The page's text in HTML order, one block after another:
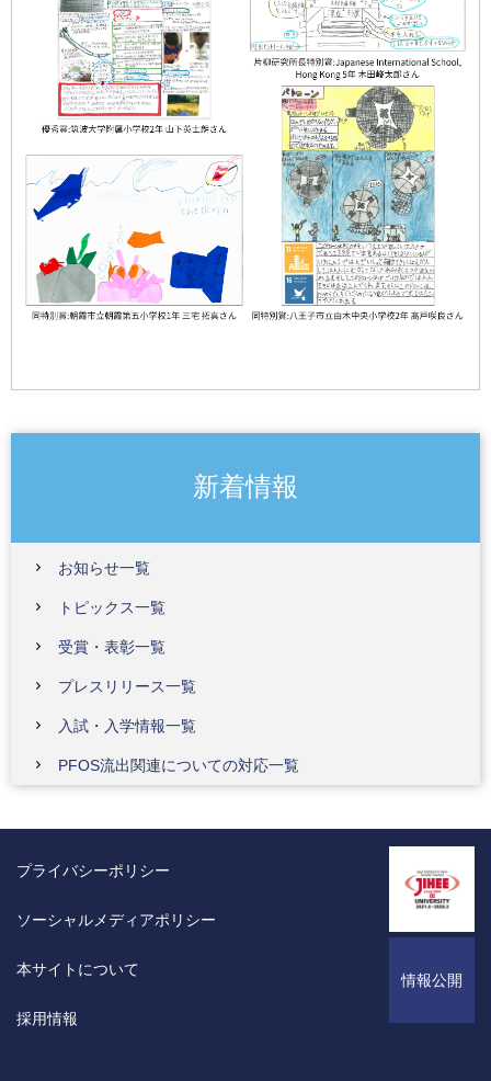
新着情報
お知らせ一覧
トピックス一覧
受賞・表彰一覧
プレスリリース一覧
入試・入学情報一覧
PFOS流出関連についての対応一覧
情報公開
プライバシーポリシー
ソーシャルメディアポリシー
本サイトについて
採用情報